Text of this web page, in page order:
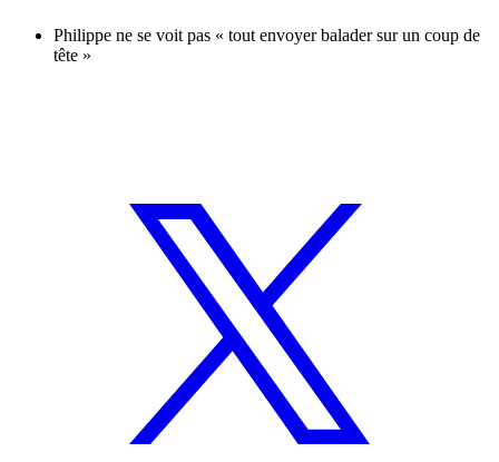
Philippe ne se voit pas « tout envoyer balader sur un coup de
tête »